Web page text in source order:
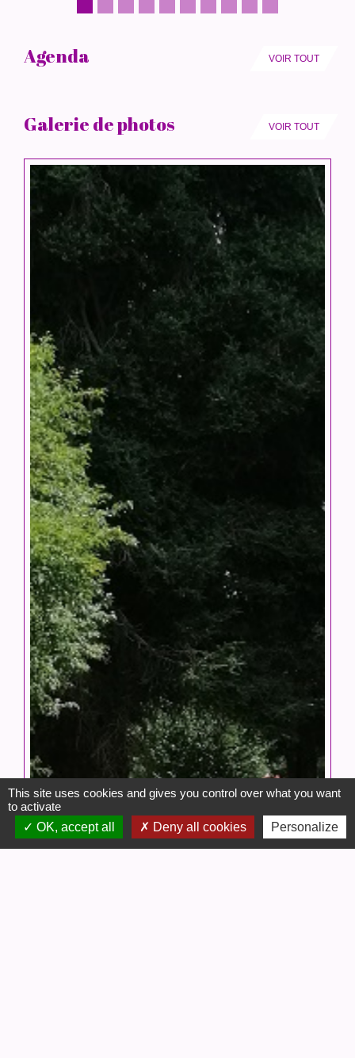
Agenda VOIR TOUT
Galerie de photos VOIR TOUT
This site uses cookies and gives you control over what you want
to activate
OK, accept all
Deny all cookies Personalize